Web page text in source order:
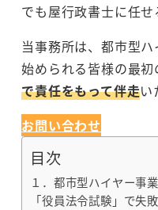
でも屋行政書士に任せ
当事務所は、都市型
始められる皆様の最初
で責任をもって伴走い
お問い合わせ
目次
１．都市型ハイヤー事
「役員法令試験」で失